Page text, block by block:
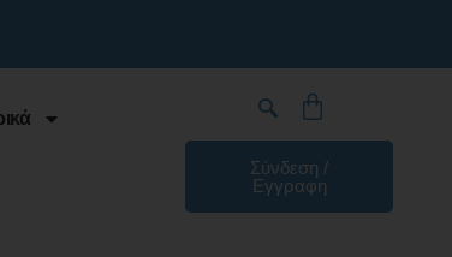
Σύνδεση /
Εγγραφη